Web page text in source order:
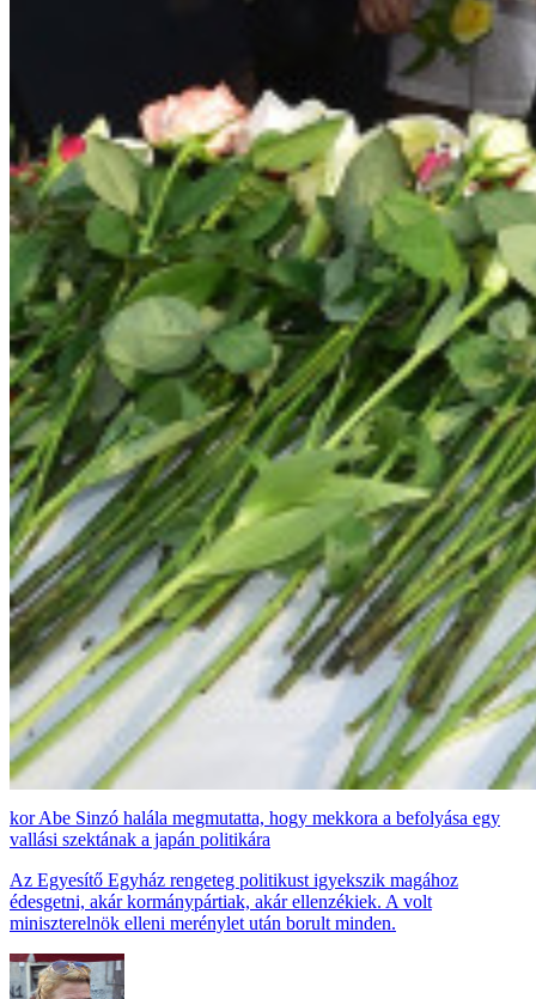
Abe Sinzó halála megmutatta, hogy mekkora a befolyása egy
vallási szektának a japán politikára
Az Egyesítő Egyház rengeteg politikust igyekszik magához
édesgetni, akár kormánypártiak, akár ellenzékiek. A volt
miniszterelnök elleni merénylet után borult minden.